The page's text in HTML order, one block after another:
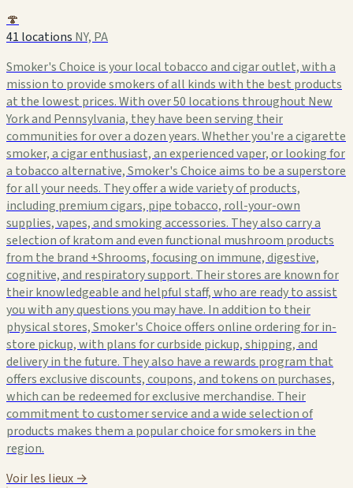
🍄
41 locations NY, PA
Smoker's Choice is your local tobacco and cigar outlet, with a
mission to provide smokers of all kinds with the best products
at the lowest prices. With over 50 locations throughout New
York and Pennsylvania, they have been serving their
communities for over a dozen years. Whether you're a cigarette
smoker, a cigar enthusiast, an experienced vaper, or looking for
a tobacco alternative, Smoker's Choice aims to be a superstore
for all your needs. They offer a wide variety of products,
including premium cigars, pipe tobacco, roll-your-own
supplies, vapes, and smoking accessories. They also carry a
selection of kratom and even functional mushroom products
from the brand +Shrooms, focusing on immune, digestive,
cognitive, and respiratory support. Their stores are known for
their knowledgeable and helpful staff, who are ready to assist
you with any questions you may have. In addition to their
physical stores, Smoker's Choice offers online ordering for in-
store pickup, with plans for curbside pickup, shipping, and
delivery in the future. They also have a rewards program that
offers exclusive discounts, coupons, and tokens on purchases,
which can be redeemed for exclusive merchandise. Their
commitment to customer service and a wide selection of
products makes them a popular choice for smokers in the
region.
Voir les lieux →